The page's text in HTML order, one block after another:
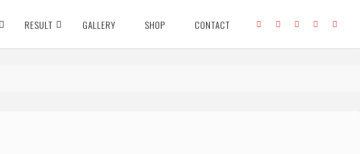
RESULT GALLERY SHOP CONTACT